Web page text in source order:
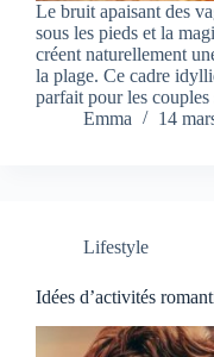
Le bruit apaisant des
sous les pieds et la
créent naturellement
la plage. Ce cadre
parfait pour les
Emma
14
Lifestyle
Idées d’activités